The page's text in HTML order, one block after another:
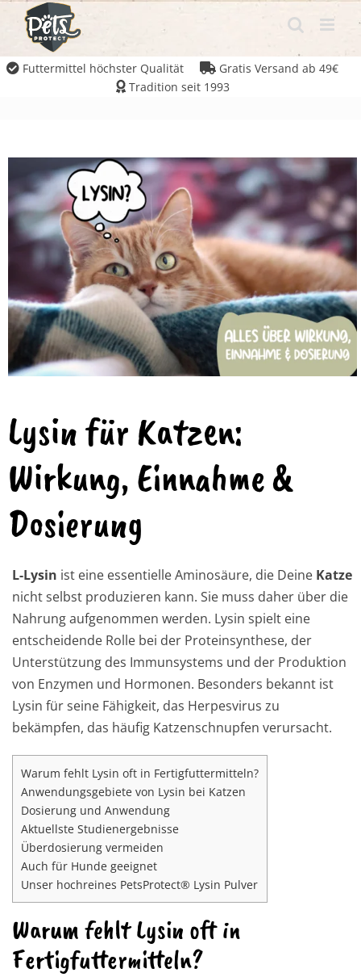
Futtermittel höchster Qualität
Gratis Versand ab 49€
Tradition seit 1993
Lysin für Katzen:
Wirkung, Einnahme &
Dosierung
L-Lysin ist eine essentielle Aminosäure, die Deine Katze
nicht selbst produzieren kann. Sie muss daher über die
Nahrung aufgenommen werden. Lysin spielt eine
entscheidende Rolle bei der Proteinsynthese, der
Unterstützung des Immunsystems und der Produktion
von Enzymen und Hormonen. Besonders bekannt ist
Lysin für seine Fähigkeit, das Herpesvirus zu
bekämpfen, das häufig Katzenschnupfen verursacht.
Warum fehlt Lysin oft in Fertigfuttermitteln?
Anwendungsgebiete von Lysin bei Katzen
Dosierung und Anwendung
Aktuellste Studienergebnisse
Überdosierung vermeiden
Auch für Hunde geeignet
Unser hochreines PetsProtect® Lysin Pulver
Warum fehlt Lysin oft in
Fertigfuttermitteln?